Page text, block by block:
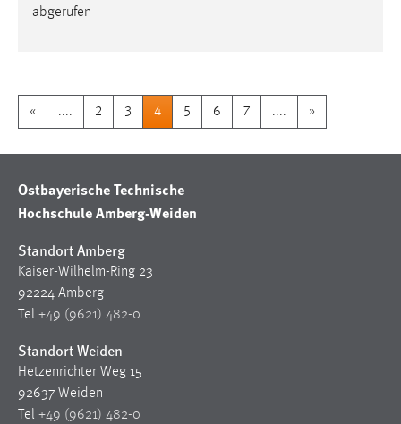
abgerufen
« .... 2 3 4 5 6 7 .... »
Ostbayerische Technische
Hochschule Amberg-Weiden
Standort Amberg
Kaiser-Wilhelm-Ring 23
92224 Amberg
Tel +49 (9621) 482-0
Standort Weiden
Hetzenrichter Weg 15
92637 Weiden
Tel +49 (9621) 482-0